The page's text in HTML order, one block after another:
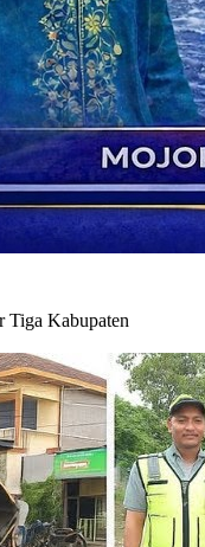
Kabupaten